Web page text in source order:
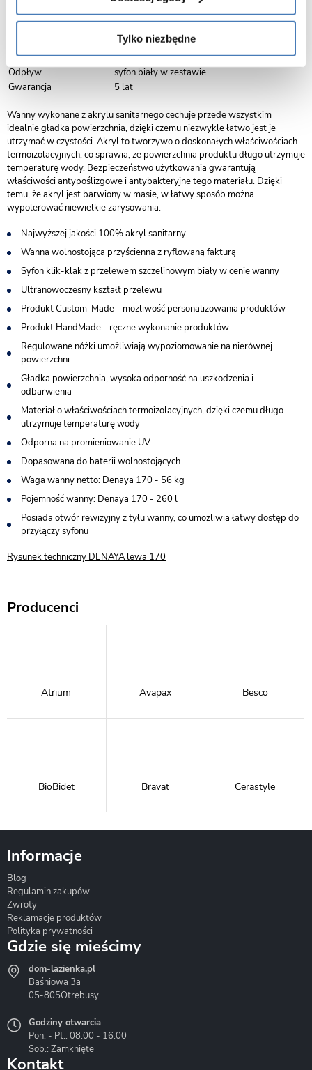
Tylko niezbędne
Kolor wykończenia syfonubiały
akryl sanitarny
Wyposażenie:
regulowany stelaż
Odpływ
syfon biały w zestawie
Gwarancja
5 lat
Wanny wykonane z akrylu sanitarnego cechuje przede wszystkim
idealnie gładka powierzchnia, dzięki czemu niezwykle łatwo jest je
utrzymać w czystości. Akryl to tworzywo o doskonałych właściwościach
termoizolacyjnych, co sprawia, że powierzchnia produktu długo utrzymuje
temperaturę wody. Bezpieczeństwo użytkowania gwarantują
właściwości antypoślizgowe i antybakteryjne tego materiału. Dzięki
temu, że akryl jest barwiony w masie, w łatwy sposób można
wypolerować niewielkie zarysowania.
Najwyższej jakości 100% akryl sanitarny
Wanna wolnostojąca przyścienna z ryflowaną fakturą
Syfon klik-klak z przelewem szczelinowym biały w cenie wanny
Ultranowoczesny kształt przelewu
Produkt Custom-Made - możliwość personalizowania produktów
Produkt HandMade - ręczne wykonanie produktów
Regulowane nóżki umożliwiają wypoziomowanie na nierównej
powierzchni
Gładka powierzchnia, wysoka odporność na uszkodzenia i
odbarwienia
Materiał o właściwościach termoizolacyjnych, dzięki czemu długo
utrzymuje temperaturę wody
Odporna na promieniowanie UV
Dopasowana do baterii wolnostojących
Waga wanny netto: Denaya 170 - 56 kg
Pojemność wanny: Denaya 170 - 260 l
Posiada otwór rewizyjny z tyłu wanny, co umożliwia łatwy dostęp do
przyłączy syfonu
Rysunek techniczny DENAYA lewa 170
Producenci
Atrium Avapax Besco
BioBidet Bravat Cerastyle
Hydrostop
Informacje
Blog
Regulamin zakupów
Zwroty
Reklamacje produktów
Polityka prywatności
Gdzie się mieścimy
dom-lazienka.pl
Baśniowa 3a
05-805Otrębusy
Godziny otwarcia
Pon. - Pt.: 08:00 - 16:00
Sob.: Zamknięte
Kontakt